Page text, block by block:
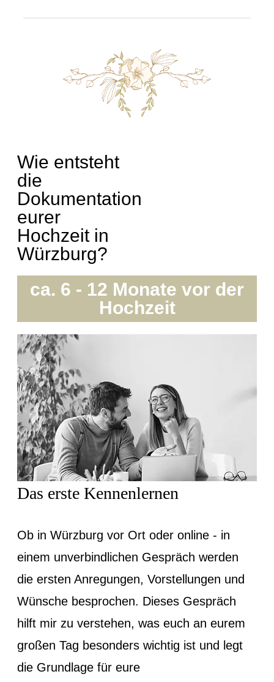
Wie entsteht
die
Dokumentation
eurer
Hochzeit in
Würzburg?
ca. 6 - 12 Monate vor der
Hochzeit
Das erste Kennenlernen
Ob in Würzburg vor Ort oder online - in
einem unverbindlichen Gespräch werden
die ersten Anregungen, Vorstellungen und
Wünsche besprochen. Dieses Gespräch
hilft mir zu verstehen, was euch an eurem
großen Tag besonders wichtig ist und legt
die Grundlage für eure